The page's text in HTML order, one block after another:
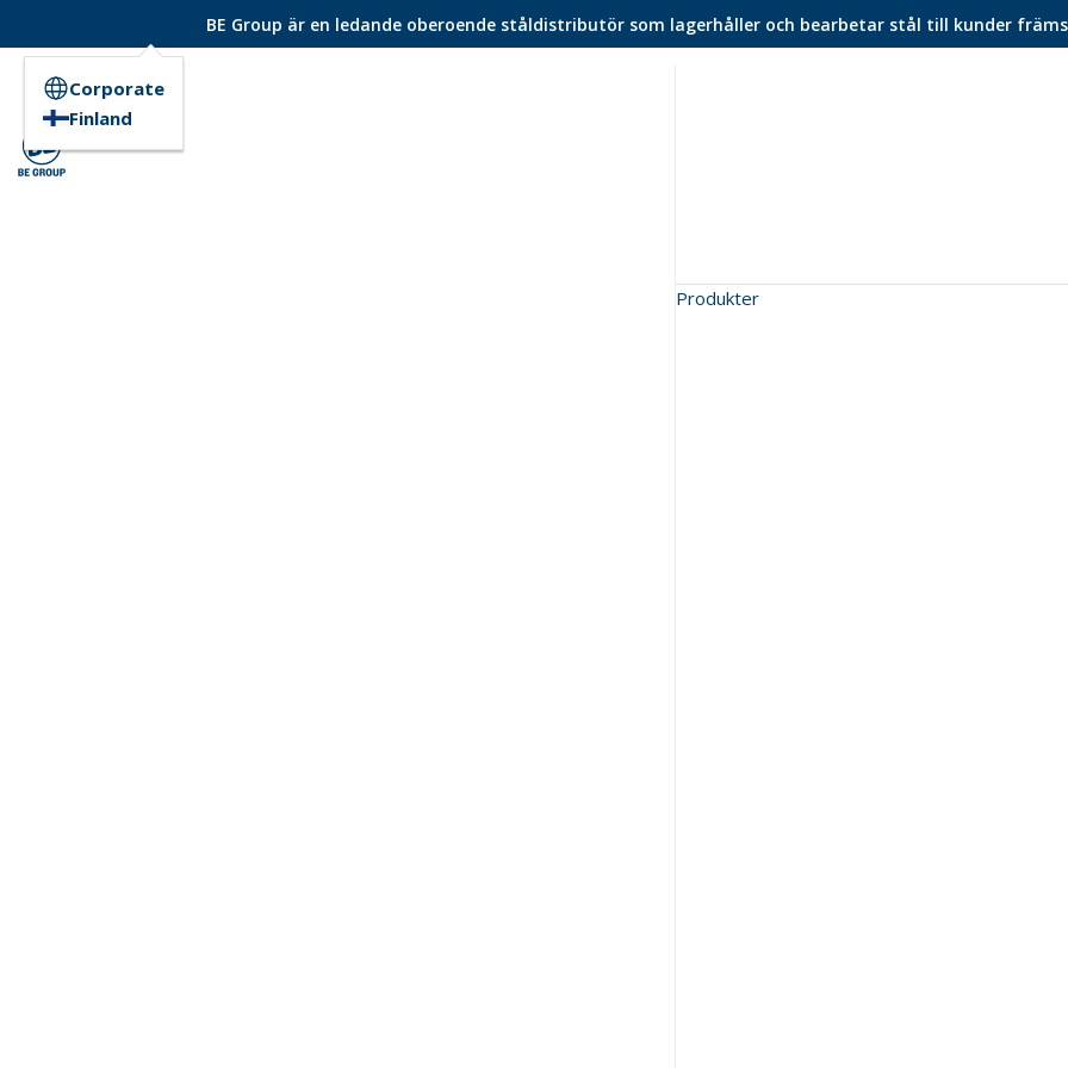
BE Group är en ledande oberoende ståldistributör som lagerhåller och bearbetar stål till kunder
Produkter
Corporate
Finland